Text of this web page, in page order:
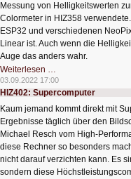
Messung von Helligkeitswerten
Colormeter in HIZ358
ESP32 und verschiedenen
Linear ist. Auch wenn die
Auge das anders wahr.
Weiterlesen …
Gamma-
Kurven
ermitteln
03.09.2022 17:00
HIZ402: Supercomputer
Kaum jemand kommt direkt mit
Ergebnisse täglich über den
Michael Resch vom High-
diese Rechner so besonders
nicht darauf verzichten kann. Es
sondern diese